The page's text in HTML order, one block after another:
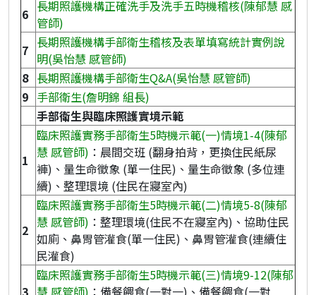
6 長期照護機構正確洗手及洗手五時機稽核(陳郁慧 感
管師)
7 長期照護機構手部衛生稽核及表單填寫統計實例說
明(吳怡慧 感管師)
8 長期照護機構手部衛生Q&A(吳怡慧 感管師)
9 手部衛生(詹明錦 組長)
手部衛生與臨床照護實境示範
1
臨床照護實務手部衛生5時機示範(一)情境1-4(陳郁
慧 感管師) ：晨間交班 (翻身拍背，更換住民紙尿
褲)、量生命徵象 (單一住民)、量生命徵象 (多位連
續)、整理環境 (住民在寢室內)
2
臨床照護實務手部衛生5時機示範(二)情境5-8(陳郁
慧 感管師) ：整理環境(住民不在寢室內)、協助住民
如廁、鼻胃管灌食(單一住民)、鼻胃管灌食(連續住
民灌食)
3
臨床照護實務手部衛生5時機示範(三)情境9-12(陳郁
慧 感管師) ：備餐餵食(一對一)、備餐餵食(一對